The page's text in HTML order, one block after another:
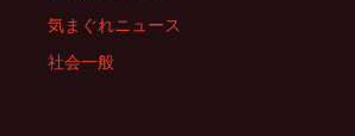
気まぐれニュース
社会一般